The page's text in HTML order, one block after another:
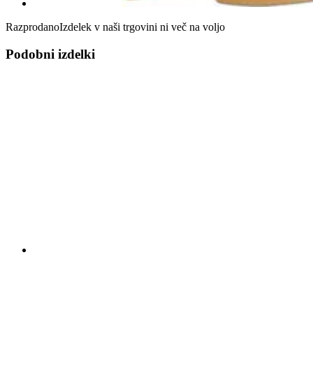
RazprodanoIzdelek v naši trgovini ni več na voljo
Podobni izdelki